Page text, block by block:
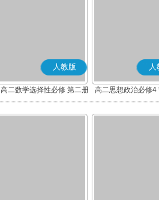
人教版
高二数学选择性必修 第二册
(A版)
人
高二思想政治必修4
化(部编版)